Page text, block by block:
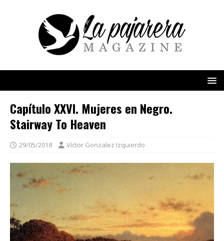
Capítulo XXVI. Mujeres en Negro.
Stairway To Heaven
29/05/2018 Víctor Gonzalez Izquierdo